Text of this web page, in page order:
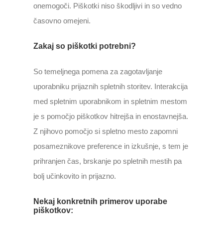
onemogoči. Piškotki niso škodljivi in so vedno
časovno omejeni.
Zakaj so piškotki potrebni?
So temeljnega pomena za zagotavljanje
uporabniku prijaznih spletnih storitev. Interakcija
med spletnim uporabnikom in spletnim mestom
je s pomočjo piškotkov hitrejša in enostavnejša.
Z njihovo pomočjo si spletno mesto zapomni
posameznikove preference in izkušnje, s tem je
prihranjen čas, brskanje po spletnih mestih pa
bolj učinkovito in prijazno.
Nekaj konkretnih primerov uporabe
piškotkov: